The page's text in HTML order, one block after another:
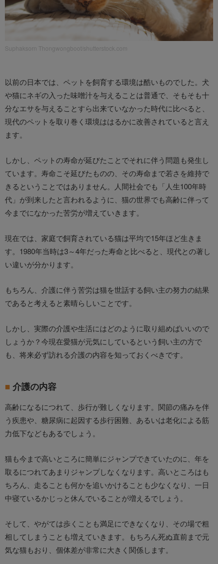
Suphaksorn Thongwongboot/shutterstock.com
以前の日本では、ペットを飼育する環境は酷いものでした。犬
や猫にネギの入った味噌汁を与えることは普通で、そもそも十
分なエサを与えることすら出来ていなかった時代に比べると、
現代のペットを取り巻く環境ははるかに改善されていると言え
ます。
しかし、ペットの寿命が延びたことでそれに伴う問題も発生し
ています。寿命こそ延びたものの、その寿命まで若さを維持で
きるということではありません。人間社会でも「人生100年時
代」が到来したと言われるように、猫の世界でも高齢に伴って
今までになかった苦労が増えていきます。
現在では、家庭で飼育されている猫は平均で15年ほど生きま
す。1980年当時は3～4年だった寿命と比べると、現代との著し
い違いが分かります。
もちろん、介護に伴う苦労は猫を世話する飼い主の努力の結果
であると考えると素晴らしいことです。
しかし、実際の介護や生活にはどのように取り組めばいいので
しょうか？今現在愛猫が元気にしているという飼い主の方で
も、将来必ず訪れる介護の内容を知っておくべきです。
介護の内容
高齢になるにつれて、歩行が難しくなります。関節の痛みを伴
う疾患や、糖尿病に起因する歩行困難、あるいは老化による筋
力低下などもあるでしょう。
猫も今まで高いところに簡単にジャンプできていたのに、年を
取るにつれてあまりジャンプしなくなります。高いところはも
ちろん、走ることも何かを追いかけることも少なくなり、一日
中寝ているかじっと休んでいることが増えるでしょう。
そして、やがては歩くことも満足にできなくなり、その場で粗
相してしまうことも増えていきます。もちろん死ぬ直前まで元
気な猫もおり、個体差が非常に大きく関係します。